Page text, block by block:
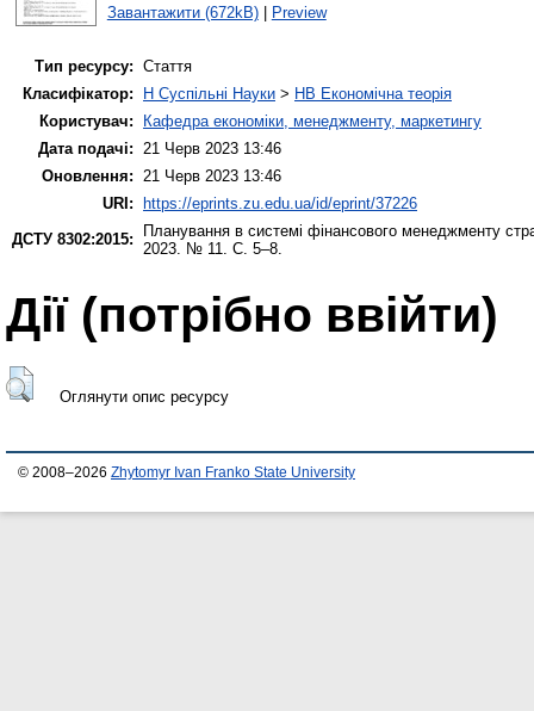
Завантажити (672kB)| Preview
Тип ресурсу: Стаття
Класифікатор:
H Суспільні Науки > HB Економічна теорія
Користувач:
Кафедра економіки, менеджменту, маркетингу
Дата подачі: 21 Черв 2023 13:46
Оновлення: 21 Черв 2023 13:46
URI:
https://eprints.zu.edu.ua/id/eprint/37226
ДСТУ 8302:2015:
Планування в системі фінансового менеджменту
2023. № 11. С. 5–8.
Дії ​​(потрібно ввійти)
Оглянути опис ресурсу
© 2008–2026 Zhytomyr Ivan Franko State University